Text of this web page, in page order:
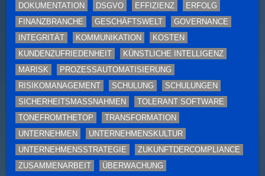
DOKUMENTATION
DSGVO EFFIZIENZ
ERFOLG
FINANZBRANCHE
GESCHÄFTSWELT
GOVERNANCE
INTEGRITÄT
KOMMUNIKATION
KOSTEN
KUNDENZUFRIEDENHEIT
KÜNSTLICHE INTELLIGENZ
MARISK
PROZESSAUTOMATISIERUNG
RISIKOMANAGEMENT
SCHULUNG
SCHULUNGEN
SICHERHEITSMASSNAHMEN
TOLERANT SOFTWARE
TONEFROMTHETOP
TRANSFORMATION
UNTERNEHMEN
UNTERNEHMENSKULTUR
UNTERNEHMENSSTRATEGIE
ZUKUNFTDERCOMPLIANCE
ZUSAMMENARBEIT
ÜBERWACHUNG